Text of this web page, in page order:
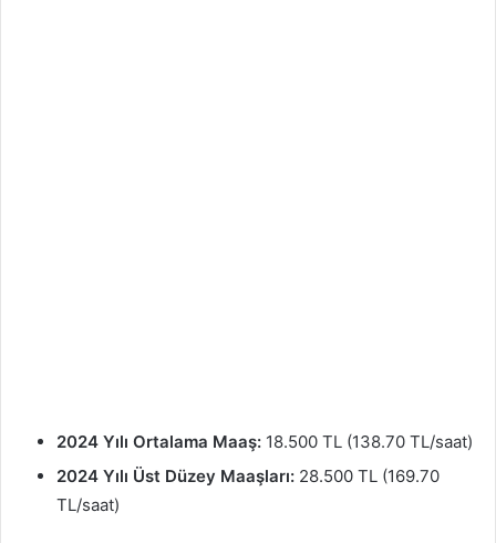
2024 Yılı Ortalama Maaş: 18.500 TL (138.70 TL/saat)
2024 Yılı Üst Düzey Maaşları: 28.500 TL (169.70
TL/saat)